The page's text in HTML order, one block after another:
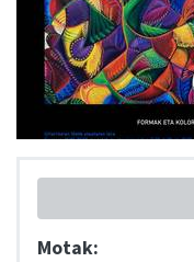
Motak: